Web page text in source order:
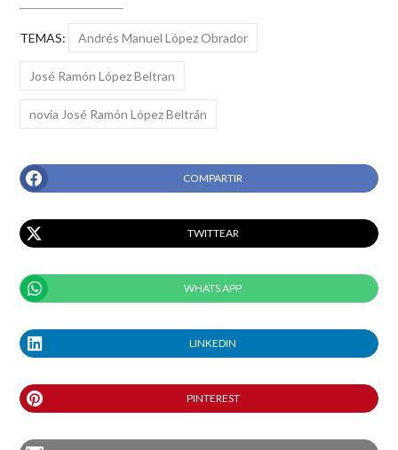
TEMAS: Andrés Manuel López Obrador
José Ramón López Beltran
novia José Ramón López Beltrán
COMPARTIR
TWITTEAR
WHATS APP
LINKEDIN
PINTEREST